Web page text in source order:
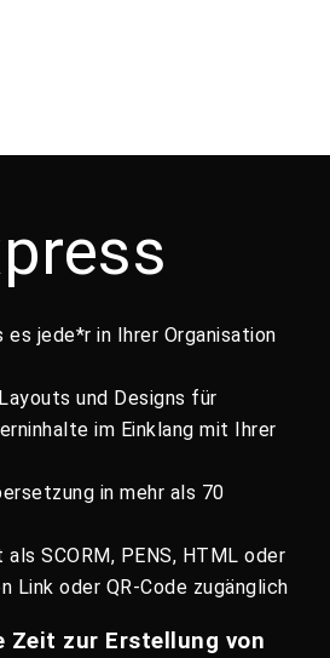
es jede*r in Ihrer Organisation
und Designs für
im Einklang mit Ihrer
in mehr als 70
SCORM, PENS, HTML oder
Link oder QR-Code zugänglich
Zeit zur Erstellung von